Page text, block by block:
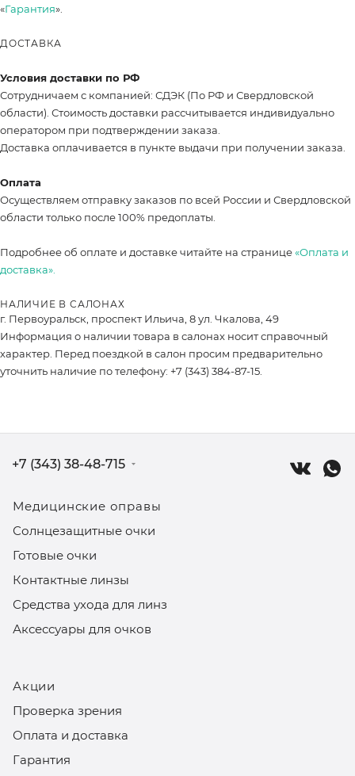
«Гарантия».
ДОСТАВКА
Условия доставки по РФ
Сотрудничаем с компанией: СДЭК (По РФ и Свердловской
области). Стоимость доставки рассчитывается индивидуально
оператором при подтверждении заказа.
Доставка оплачивается в пункте выдачи при получении заказа.
Оплата
Осуществляем отправку заказов по всей России и Свердловской
области только после 100% предоплаты.
Подробнее об оплате и доставке читайте на странице«Оплата и
доставка».
НАЛИЧИЕ В САЛОНАХ
г. Первоуральск, проспект Ильича, 8 ул. Чкалова, 49
Информация о наличии товара в салонах носит справочный
характер. Перед поездкой в салон просим предварительно
уточнить наличие по телефону: +7 (343) 384-87-15.
Медицинские оправы
Солнцезащитные очки
Готовые очки
Контактные линзы
Средства ухода для линз
Аксессуары для очков
Акции
Проверка зрения
Оплата и доставка
Гарантия
+7 (343) 38-48-715